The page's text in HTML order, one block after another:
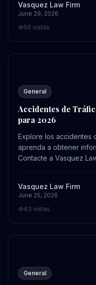
Vasquez Law Firm
June 29, 2026
50 vistas
Accidentes de Tráfico
General
Accidentes de
para 2026
Explore los accidentes
aprenda a obtener
Contacte a Vasquez
Vasquez Law Firm
June 25, 2026
63 vistas
Cómo Funcionan los
General